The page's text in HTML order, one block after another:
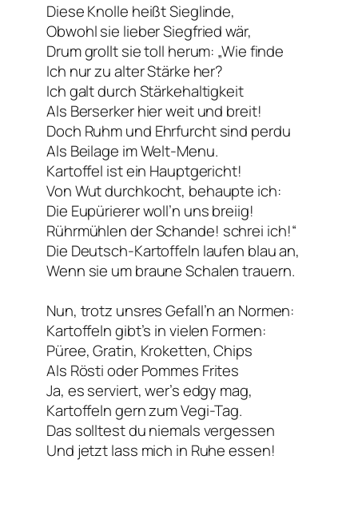
Diese Knolle heißt Sieglinde,
Obwohl sie lieber Siegfried wär,
Drum grollt sie toll herum: „Wie finde
Ich nur zu alter Stärke her?
Ich galt durch Stärkehaltigkeit
Als Berserker hier weit und breit!
Doch Ruhm und Ehrfurcht sind perdu
Als Beilage im Welt-Menu.
Kartoffel ist ein Hauptgericht!
Von Wut durchkocht, behaupte ich:
Die Eupürierer woll’n uns breiig!
Rührmühlen der Schande! schrei ich!“
Die Deutsch-Kartoffeln laufen blau an,
Wenn sie um braune Schalen trauern.
Nun, trotz unsres Gefall’n an Normen:
Kartoffeln gibt’s in vielen Formen:
Püree, Gratin, Kroketten, Chips
Als Rösti oder Pommes Frites
Ja, es serviert, wer’s edgy mag,
Kartoffeln gern zum Vegi-Tag.
Das solltest du niemals vergessen
Und jetzt lass mich in Ruhe essen!